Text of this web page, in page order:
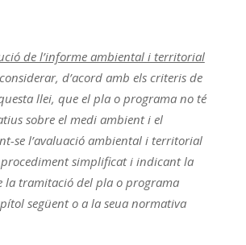
de l’informe ambiental i territorial
d’acord amb els criteris de
llei, que el pla o programa no té
sobre el medi ambient i el
se l’avaluació ambiental i territorial
simplificat i indicant la
la tramitació del pla o programa
següent o a la seua normativa